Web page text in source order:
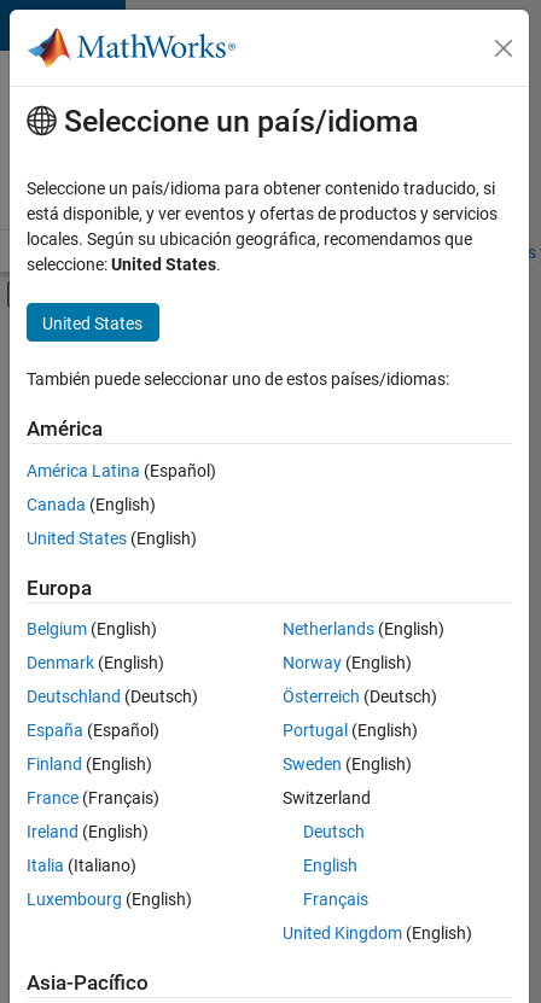
Saltar al contenido
Ofertas
de
empleo
MathWorks
Visión general Búsqueda de empleo Oficinas locales
Contenido principal
FILTRADO POR
Program Management
Quality Engineering
Release Engineering
Web Applications and Services
Actualmente
no
puestos
disponibles
que
se
correspondan
con
sus
criterios
de
búsqueda.
Pruebe
ampliar
su
todos
Seleccione un país/idioma
Seleccione un país/idioma para obtener contenido traducido, si
está disponible, y ver eventos y ofertas de productos y servicios
locales. Según su ubicación geográfica, recomendamos que
seleccione:United States.
United States
También puede seleccionar uno de estos países/idiomas:
América
América Latina (Español)
Canada (English)
United States (English)
Europa
Belgium (English)
Denmark (English)
Deutschland (Deutsch)
España (Español)
Finland (English)
France (Français)
Ireland (English)
Italia (Italiano)
Luxembourg (English)
Netherlands(English)
Norway(English)
Österreich (Deutsch)
Portugal (English)
Sweden (English)
Switzerland
Deutsch
English
Français
United Kingdom(English)
Asia-Pacífico